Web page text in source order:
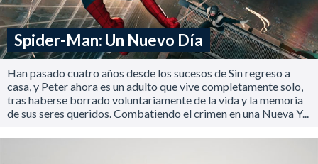
Spider-Man: Un Nuevo Día
Han pasado cuatro años desde los sucesos de Sin regreso a
casa, y Peter ahora es un adulto que vive completamente solo,
tras haberse borrado voluntariamente de la vida y la memoria
de sus seres queridos. Combatiendo el crimen en una Nueva Y...